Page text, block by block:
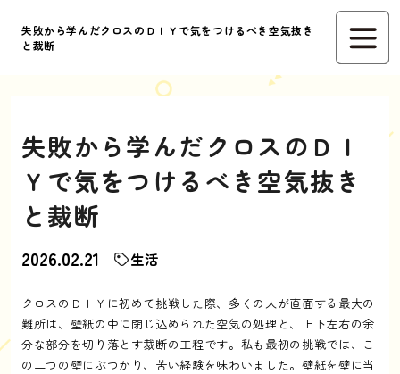
失敗から学んだクロスのＤＩＹで気をつけるべき空気抜き
と裁断
失敗から学んだクロスのＤＩ
Ｙで気をつけるべき空気抜き
と裁断
2026.02.21 生活
クロスのＤＩＹに初めて挑戦した際、多くの人が直面する最大の
難所は、壁紙の中に閉じ込められた空気の処理と、上下左右の余
分な部分を切り落とす裁断の工程です。私も最初の挑戦では、こ
の二つの壁にぶつかり、苦い経験を味わいました。壁紙を壁に当